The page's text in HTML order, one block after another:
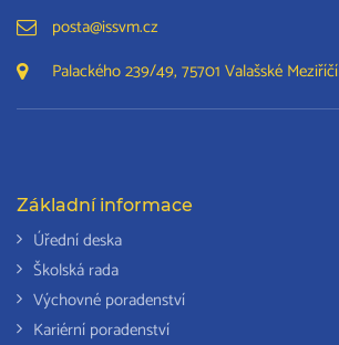
posta@issvm.cz
Palackého 239/49, 75701 Valašské Meziříčí
Základní informace
Úřední deska
Školská rada
Výchovné poradenství
Kariérní poradenství